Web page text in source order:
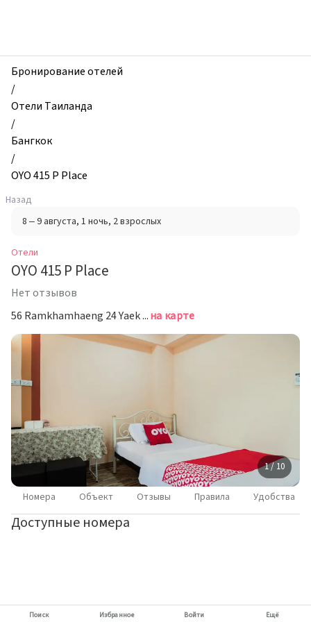
OYO
415
P
Place,
Бангкок,
Таиланд
Бронирование отелей
/
Отели Таиланда
/
Бангкок
/
OYO 415 P Place
Назад
8 – 9 августа, 1 ночь, 2 взрослых
Отели
OYO 415 P Place
Нет отзывов
56 Ramkhamhaeng 24 Yaek 6, Hua Mak, Бангкокна карте
1 / 10
Номера Объект Отзывы Правила Удобства
Доступные номера
Поиск Избранное Войти Ещё